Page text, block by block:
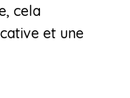
cela
et une